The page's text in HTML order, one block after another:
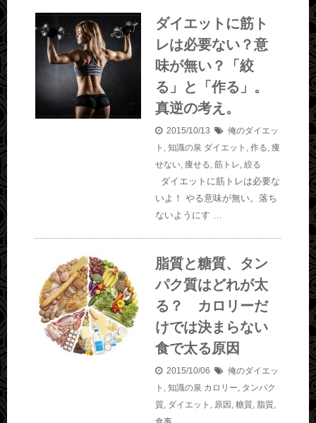
ダイエットに筋ト
レは必要ない？意
味が無い？「絞
る」と「作る」。
真逆の考え。
2015/10/13
俺のダイエッ
ト , 知識の泉 ダイエット , 作る, 痩
せない, 痩せる, 筋トレ, 絞る
ダイエットに筋トレは必要な
いよ！ やる意味が無い。落ち
ないようにす …
脂質と糖質、タン
パク質はどれが太
る？ カロリーだ
けでは決まらない
食で太る原因
2015/10/06
俺のダイエッ
ト , 知識の泉 カロリー, タンパク
質, ダイエット , 原因 , 糖質, 脂質,